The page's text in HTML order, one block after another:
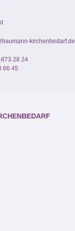
kirchenbedarf.de
28 24
66 45